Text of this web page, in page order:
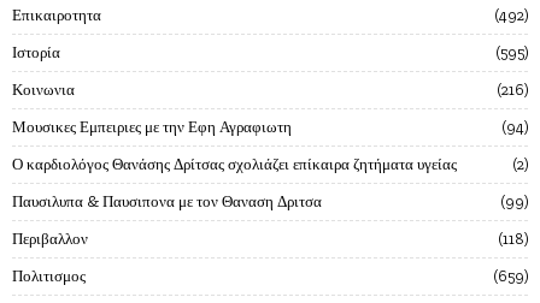
Επικαιροτητα 492
Ιστορία 595
Κοινωνια 216
Μουσικες Εμπειριες με την Εφη Αγραφιωτη 94
Ο καρδιολόγος Θανάσης Δρίτσας σχολιάζει επίκαιρα ζητήματα υγείας 2
Παυσιλυπα & Παυσιπονα με τον Θαναση Δριτσα 99
Περιβαλλον 118
Πολιτισμος 659